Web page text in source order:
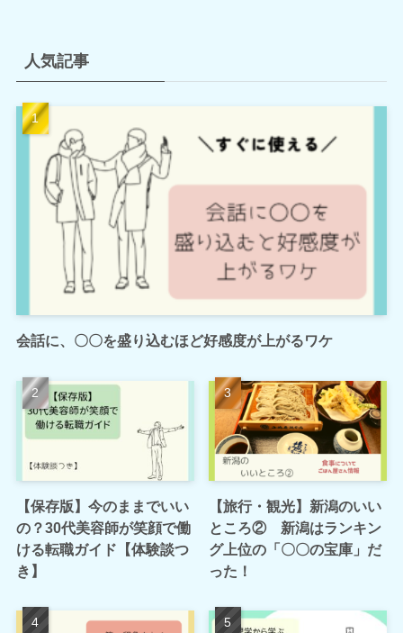
ブ人気記事
会話に、〇〇を盛り込むほど好感度が上がるワケ
【保存版】今のままでいい
の？30代美容師が笑顔で働
ける転職ガイド【体験談つ
き】
【旅行・観光】新潟のいい
ところ② 新潟はランキン
グ上位の「〇〇の宝庫」だ
った！